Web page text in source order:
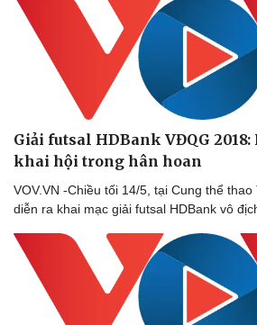
Giải futsal HDBank VĐQG
khai hội trong hân hoan
VOV.VN -Chiều tối 14/5, tại Cung thể
diễn ra khai mạc giải futsal HDBank vô